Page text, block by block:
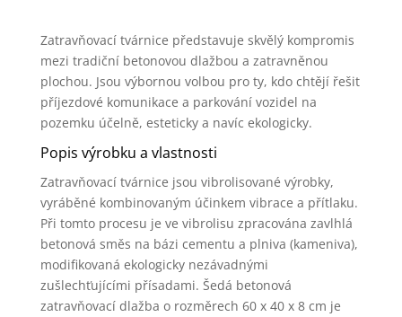
Zatravňovací tvárnice představuje skvělý kompromis
mezi tradiční betonovou dlažbou a zatravněnou
plochou. Jsou výbornou volbou pro ty, kdo chtějí řešit
příjezdové komunikace a parkování vozidel na
pozemku účelně, esteticky a navíc ekologicky.
Popis výrobku a vlastnosti
Zatravňovací tvárnice jsou vibrolisované výrobky,
vyráběné kombinovaným účinkem vibrace a přítlaku.
Při tomto procesu je ve vibrolisu zpracována zavlhlá
betonová směs na bázi cementu a plniva (kameniva),
modifikovaná ekologicky nezávadnými
zušlechťujícími přísadami. Šedá betonová
zatravňovací dlažba o rozměrech 60 x 40 x 8 cm je